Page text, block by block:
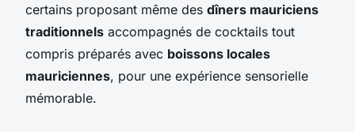
certains proposant même des dîners mauriciens
traditionnels accompagnés de cocktails tout
compris préparés avec boissons locales
mauriciennes, pour une expérience sensorielle
mémorable.